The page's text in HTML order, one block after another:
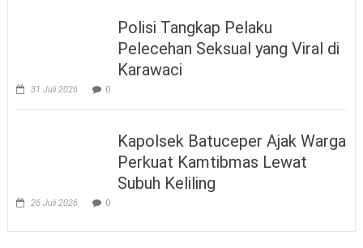
Polisi Tangkap Pelaku
Pelecehan Seksual yang Viral di
Karawaci
31 Juli 2026 0
Kapolsek Batuceper Ajak Warga
Perkuat Kamtibmas Lewat
Subuh Keliling
26 Juli 2026 0